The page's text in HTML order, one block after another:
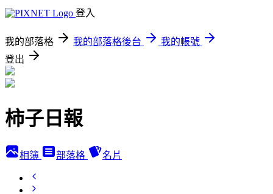
登入
我的部落格 我的部落格後台
我的帳號
登出
柿子日報
相簿 部落格 名片